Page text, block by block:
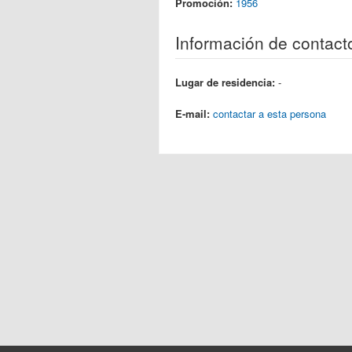
Información de
Lugar de residencia: -
E-mail: contactar a esta persona